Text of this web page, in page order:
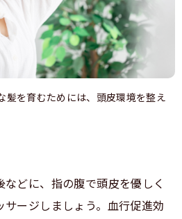
髪を育むためには、頭皮環境を整え
どに、指の腹で頭皮を優しく
ージしましょう。血行促進効